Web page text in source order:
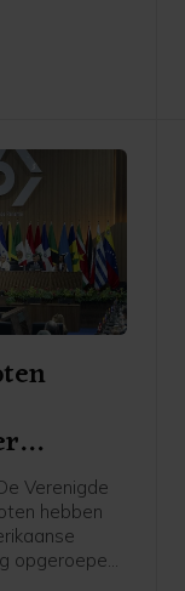
Verenigde
hebben
opgeroepen